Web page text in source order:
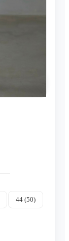
44 (50)